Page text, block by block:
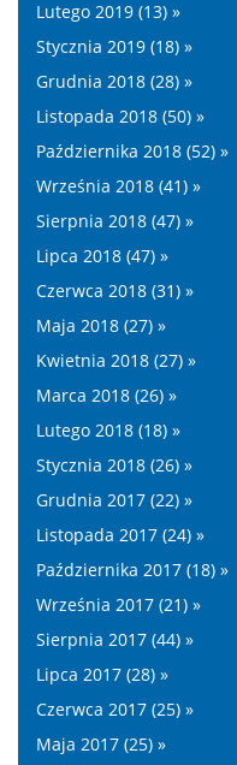
Lutego 2019 (13) »
Stycznia 2019 (18) »
Grudnia 2018 (28) »
Listopada 2018 (50) »
Października 2018 (52) »
Września 2018 (41) »
Sierpnia 2018 (47) »
Lipca 2018 (47) »
Czerwca 2018 (31) »
Maja 2018 (27) »
Kwietnia 2018 (27) »
Marca 2018 (26) »
Lutego 2018 (18) »
Stycznia 2018 (26) »
Grudnia 2017 (22) »
Listopada 2017 (24) »
Października 2017 (18) »
Września 2017 (21) »
Sierpnia 2017 (44) »
Lipca 2017 (28) »
Czerwca 2017 (25) »
Maja 2017 (25) »